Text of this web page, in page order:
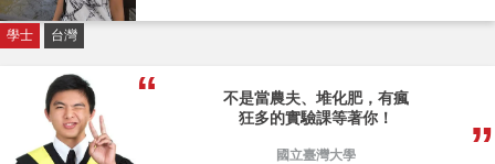
學士 台灣
不是當農夫、堆化肥，有瘋
狂多的實驗課等著你！
國立臺灣大學